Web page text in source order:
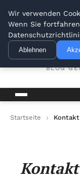
Venbrux
BLOG
Startseite Kontakt
Kontakt
Wir verwenden
Wenn Sie
Ablehnen